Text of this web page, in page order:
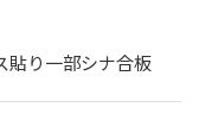
り一部シナ合板